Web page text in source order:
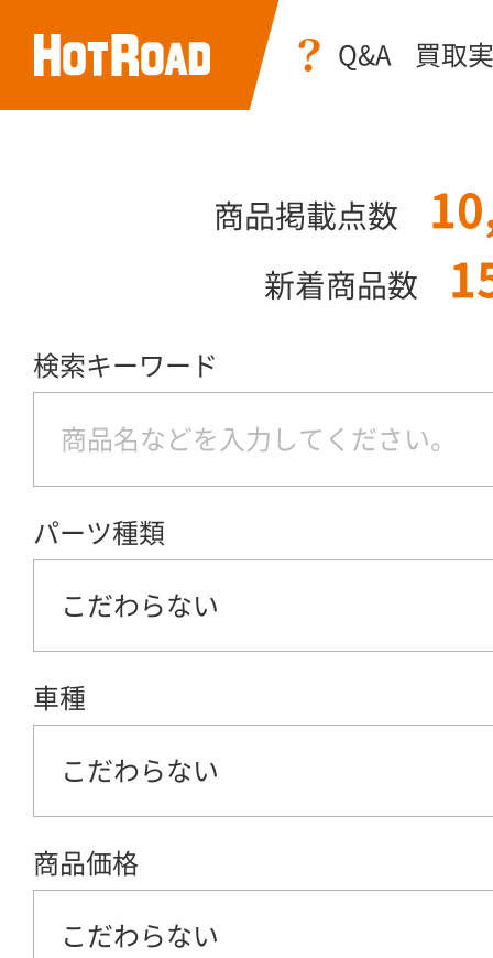
Q&A 買取
商品掲載点数
新着商品数
検索キーワード
パーツ種類
こだわらない
車種
こだわらない
商品価格
こだわらない